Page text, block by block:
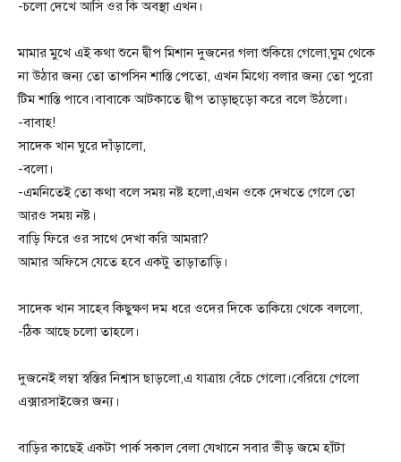
-চলো দেখে আসি ওর কি অবস্থা এখন।
মামার মুখে এই কথা শুনে দ্বীপ মিশান দুজনের গলা শুকিয়ে গেলো,ঘুম থেকে
না উঠার জন্য তো তাপসিন শাস্তি পেতো, এখন মিথ্যে বলার জন্য তো পুরো
টিম শাস্তি পাবে।বাবাকে আটকাতে দ্বীপ তাড়াহুড়ো করে বলে উঠলো।
-বাবাহ!
সাদেক খান ঘুরে দাঁড়ালো,
-বলো।
-এমনিতেই তো কথা বলে সময় নষ্ট হলো,এখন ওকে দেখতে গেলে তো
আরও সময় নষ্ট।
বাড়ি ফিরে ওর সাথে দেখা করি আমরা?
আমার অফিসে যেতে হবে একটু তাড়াতাড়ি।
সাদেক খান সাহেব কিছুক্ষণ দম ধরে ওদের দিকে তাকিয়ে থেকে বললো,
-ঠিক আছে চলো তাহলে।
দুজনেই লম্বা স্বস্তির নিশ্বাস ছাড়লো,এ যাত্রায় বেঁচে গেলো।বেরিয়ে গেলো
এক্সারসাইজের জন্য।
বাড়ির কাছেই একটা পার্ক সকাল বেলা যেখানে সবার ভীড় জমে হাঁটা